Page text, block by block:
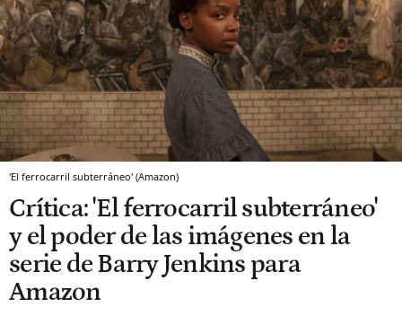
'El ferrocarril subterráneo' (Amazon)
Crítica: 'El ferrocarril subterráneo'
y el poder de las imágenes en la
serie de Barry Jenkins para
Amazon